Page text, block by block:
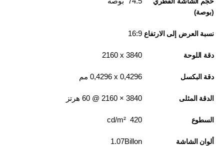
(بوصة)
نسبة العرض إلى الارتفاع 16:9
دقة اللوحة 3840 x‏ 2160
دقة البكسل 0,4296 x‏ 0,4296 مم
الدقة المثلى 3840‏ × 2160 @ 60 هرتز
السطوع 420 cd/m²
ألوان الشاشة 1.07Billon